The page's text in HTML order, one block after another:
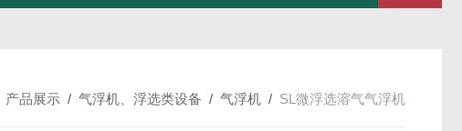
产品展示 / 气浮机、浮选类设备 / 气浮机 / SL微浮选溶气气浮机